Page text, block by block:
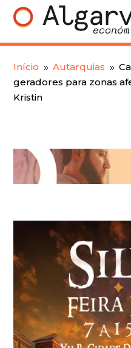
Início 9 Autarquias 9
geradores para zonas
Kristin